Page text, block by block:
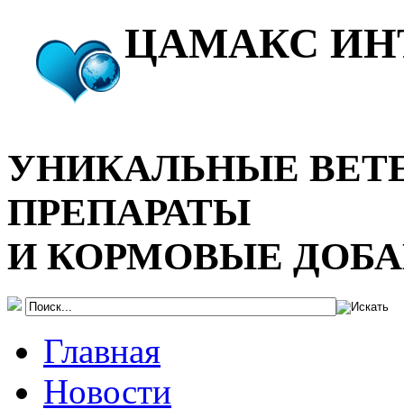
ЦАМАКС
УНИКАЛЬНЫЕ
ПРЕПАРАТЫ
И КОРМОВЫЕ
Главная
Новости